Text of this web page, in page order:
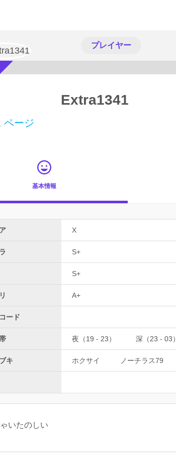
プレイヤー
Extra1341
ページ
基本情報
X
S+
S+
A+
ード
夜（19 - 23） 深（23 - 03）
キ ホクサイ ノーチラス79
いたのしい